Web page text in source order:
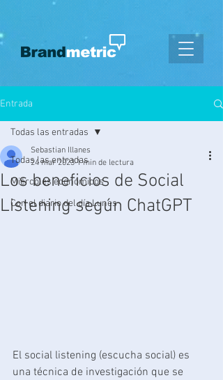
Entrada
Todas las entradas
Miércoles económicos
Con el diario del día Lunes
Todas las entradas
Los beneficios de Social
Listening según ChatGPT
Sebastian Illanes
24 mar 2023 1 min de lectura
El social listening (escucha social) es
una técnica de investigación que se